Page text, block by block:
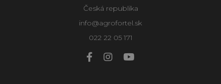
Česká republika
info@agrofortel.sk
022 22 05 171